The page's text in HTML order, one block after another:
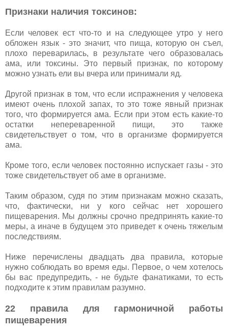
Признаки наличия токсинов:
Если человек ест что-то и на следующее утро у него
обложен язык - это значит, что пища, которую он съел,
плохо переварилась, в результате чего образовалась
ама, или токсины. Это первый признак, по которому
можно узнать ели вы вчера или принимали яд.
Другой признак в том, что если испражнения у человека
имеют очень плохой запах, то это тоже явный признак
того, что формируется ама. Если при этом есть какие-то
остатки непереваренной пищи, это также
свидетельствует о том, что в организме формируется
ама.
Кроме того, если человек постоянно испускает газы - это
тоже свидетельствует об аме в организме.
Таким образом, судя по этим признакам можно сказать,
что, фактически, ни у кого сейчас нет хорошего
пищеварения. Мы должны срочно предпринять какие-то
меры, а иначе в будущем это приведет к очень тяжелым
последствиям.
Ниже перечислены двадцать два правила, которые
нужно соблюдать во время еды. Первое, о чем хотелось
бы вас предупредить, - не будьте фанатиками, то есть
подходите к этим правилам разумно.
22 правила для гармоничной работы
пищеварения